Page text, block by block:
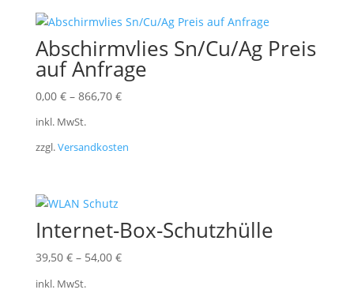
Abschirmvlies Sn/Cu/Ag Preis
auf Anfrage
0,00 €– 866,70 €
inkl. MwSt.
zzgl.Versandkosten
Internet-Box-Schutzhülle
39,50 €– 54,00 €
inkl. MwSt.